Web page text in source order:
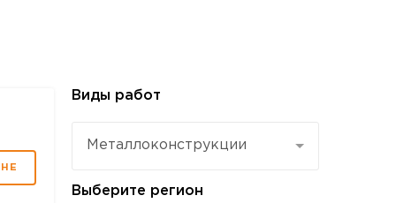
Виды работ
Mеталлоконструкции
Выберите регион